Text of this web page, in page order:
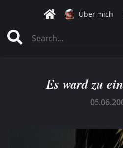
Über mich
Es ward zu